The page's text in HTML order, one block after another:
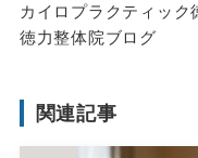
カイロプラクティック
徳力整体院ブログ
関連記事